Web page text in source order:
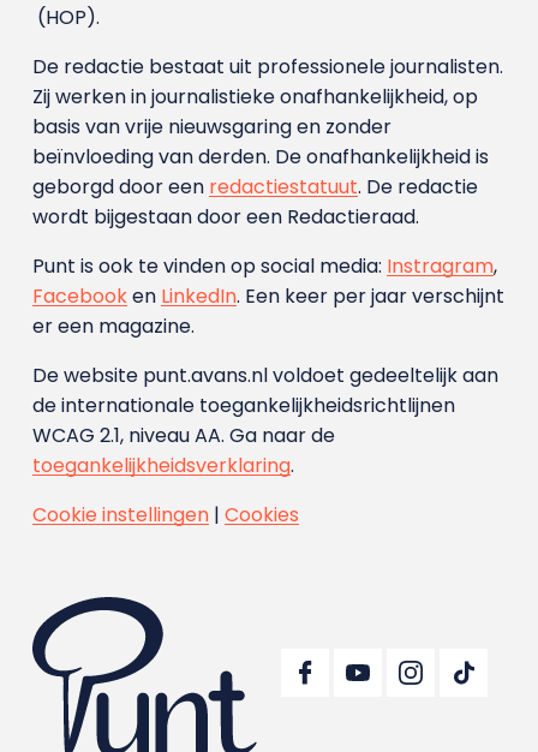
(HOP).
De redactie bestaat uit professionele journalisten.
Zij werken in journalistieke onafhankelijkheid, op
basis van vrije nieuwsgaring en zonder
beïnvloeding van derden. De onafhankelijkheid is
geborgd door een redactiestatuut. De redactie
wordt bijgestaan door een Redactieraad.
Punt is ook te vinden op social media: Instragram,
Facebooken LinkedIn. Een keer per jaar verschijnt
er een magazine.
De website punt.avans.nl voldoet gedeeltelijk aan
de internationale toegankelijkheidsrichtlijnen
WCAG 2.1, niveau AA. Ga naar de
toegankelijkheidsverklaring.
Cookie instellingen| Cookies